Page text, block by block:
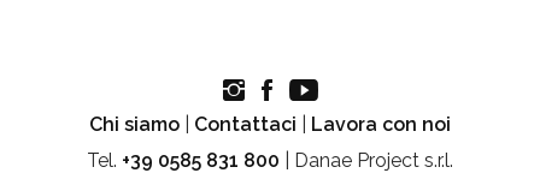
Chi siamo Contattaci
Lavora con noi
Tel. +39 0585 831 800 | Danae Project s.r.l.